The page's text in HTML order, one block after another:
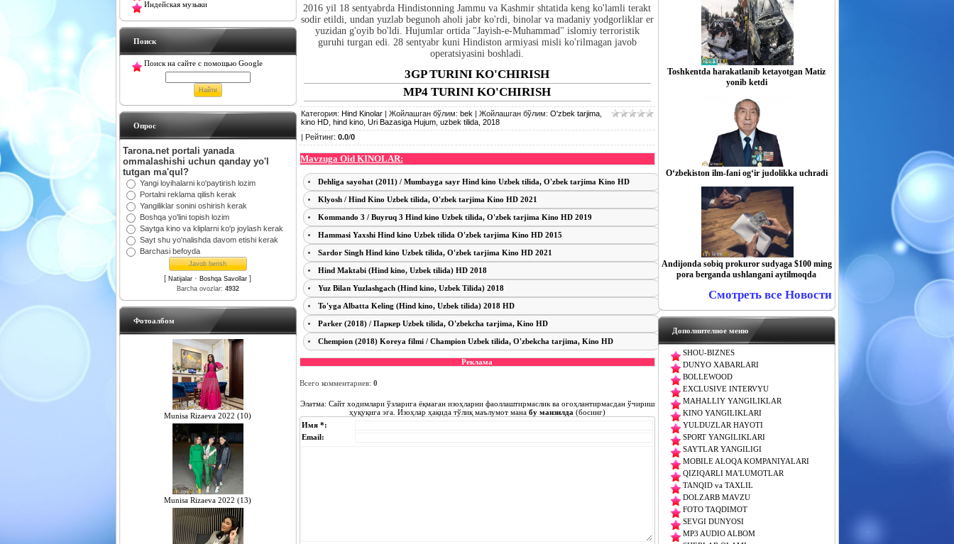
Индейская музыки
Поиск
Поиск на сайте с помощью Google
Oпрос
Tarona.net portali yanada
ommalashishi uchun qanday yo'l
tutgan ma'qul?
Yangi loyihalarni ko'paytirish lozim
Portalni reklama qilish kerak
Yangiliklar sonini oshirish kerak
Boshqa yo'lini topish lozim
Saytga kino va kliplarni ko'p joylash kerak
Sayt shu yo'nalishda davom etishi kerak
Barchasi befoyda
[ Natijalar · Boshqa Savollar ]
Barcha ovozlar: 4932
Фотоалбом
Munisa Rizaeva 2022 (10)
Munisa Rizaeva 2022 (13)
2016 yil 18 sentyabrda Hindistonning Jammu va Kashmir shtatida keng ko'lamli terakt
sodir etildi, undan yuzlab begunoh aholi jabr ko'rdi, binolar va madaniy yodgorliklar er
yuzidan g'oyib bo'ldi. Hujumlar ortida "Jayish-e-Muhammad" islomiy terroristik
guruhi turgan edi. 28 sentyabr kuni Hindiston armiyasi misli ko'rilmagan javob
operatsiyasini boshladi.
3GP TURINI KO'CHIRISH
MP4 TURINI KO'CHIRISH
Категория: Hind Kinolar| Жойлашган бўлим: bek | Жойлашган бўлим: O'zbek tarjima,
kino HD, hind kino, Uri Bazasiga Hujum, uzbek tilida, 2018
| Рейтинг: 0.0/0
Mavzuga Oid KINOLAR:
Dehliga sayohat (2011) / Mumbayga sayr Hind kino Uzbek tilida, O'zbek tarjima Kino HD
Klyosh / Hind Kino Uzbek tilida, O'zbek tarjima Kino HD 2021
Kommando 3 / Buyruq 3 Hind kino Uzbek tilida, O'zbek tarjima Kino HD 2019
Hammasi Yaxshi Hind kino Uzbek tilida O'zbek tarjima Kino HD 2015
Sardor Singh Hind kino Uzbek tilida, O'zbek tarjima Kino HD 2021
Hind Maktabi (Hind kino, Uzbek tilida) HD 2018
Yuz Bilan Yuzlashgach (Hind kino, Uzbek Tilida) 2018
To'yga Albatta Keling (Hind kino, Uzbek tilida) 2018 HD
Parker (2018) / Паркер Uzbek tilida, O'zbekcha tarjima, Kino HD
Chempion (2018) Koreya filmi / Champion Uzbek tilida, O'zbekcha tarjima, Kino HD
Реклама
Всего комментариев: 0
Элатма: Сайт ходимлари ўзларига ёқмаган изоҳларни фаоллаштирмаслик ва огоҳлантирмасдан ўчириш
ҳуқуқига эга. Изоҳлар ҳақида тўлиқ маълумот манабу манзилда (босинг)
Имя *:
Email:
Toshkentda harakatlanib ketayotgan Matiz
yonib ketdi
O‘zbekiston ilm-fani og‘ir judolikka uchradi
Andijonda sobiq prokuror sudyaga $100 ming
pora berganda ushlangani aytilmoqda
Смотреть все Новости
Дополнителное меню
SHOU-BIZNES
DUNYO XABARLARI
BOLLEWOOD
EXCLUSIVE INTERVYU
MAHALLIY YANGILIKLAR
KINO YANGILIKLARI
YULDUZLAR HAYOTI
SPORT YANGILIKLARI
SAYTLAR YANGILIGI
MOBILE ALOQA KOMPANIYALARI
QIZIQARLI MA'LUMOTLAR
TANQID va TAXLIL
DOLZARB MAVZU
FOTO TAQDIMOT
SEVGI DUNYOSI
MP3 AUDIO ALBOM